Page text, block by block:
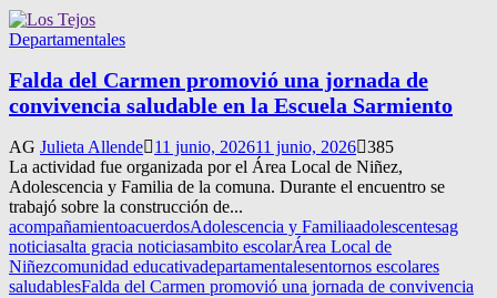
Departamentales
Falda del Carmen promovió una jornada de
convivencia saludable en la Escuela Sarmiento
AG Julieta Allende 11 junio, 202611 junio, 2026 385
La actividad fue organizada por el Área Local de Niñez,
Adolescencia y Familia de la comuna. Durante el encuentro se
trabajó sobre la construcción de...
acompañamientoacuerdosAdolescencia y Familiaadolescentesag
noticiasalta gracia noticiasambito escolarÁrea Local de
Niñezcomunidad educativadepartamentalesentornos escolares
saludablesFalda del Carmen promovió una jornada de convivencia